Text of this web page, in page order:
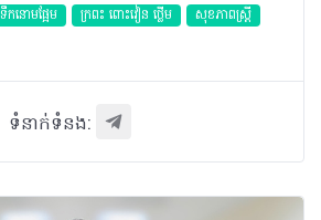
ទឹកនោមផ្អែម ក្រពះ ពោះវៀន ថ្លើម
សុខភាពស្រ្តី
ទំនាក់ទំនង: